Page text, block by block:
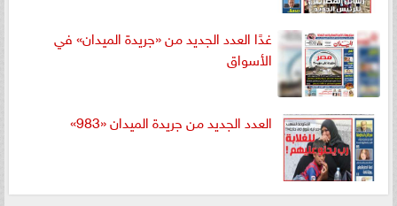
غدًا العدد الجديد من «جريدة الميدان» في
الأسواق
العدد الجديد من جريدة الميدان «983»